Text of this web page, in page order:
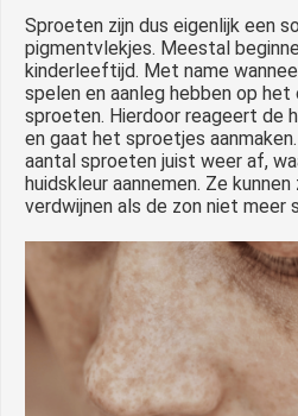
Sproeten zijn dus eigenlijk een
pigmentvlekjes. Meestal
kinderleeftijd. Met name
spelen en aanleg hebben op
sproeten. Hierdoor reageert de
en gaat het sproetjes
aantal sproeten juist weer af,
huidskleur aannemen. Ze
verdwijnen als de zon niet meer